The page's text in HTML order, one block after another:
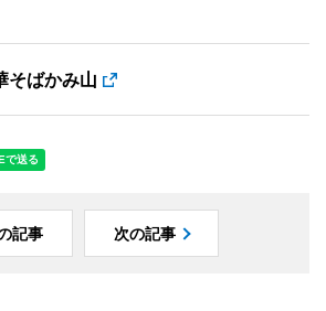
そばかみ山
記事 次の記事